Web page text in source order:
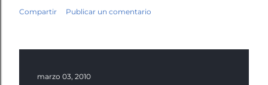
Compartir Publicar un comentario
marzo 03, 2010